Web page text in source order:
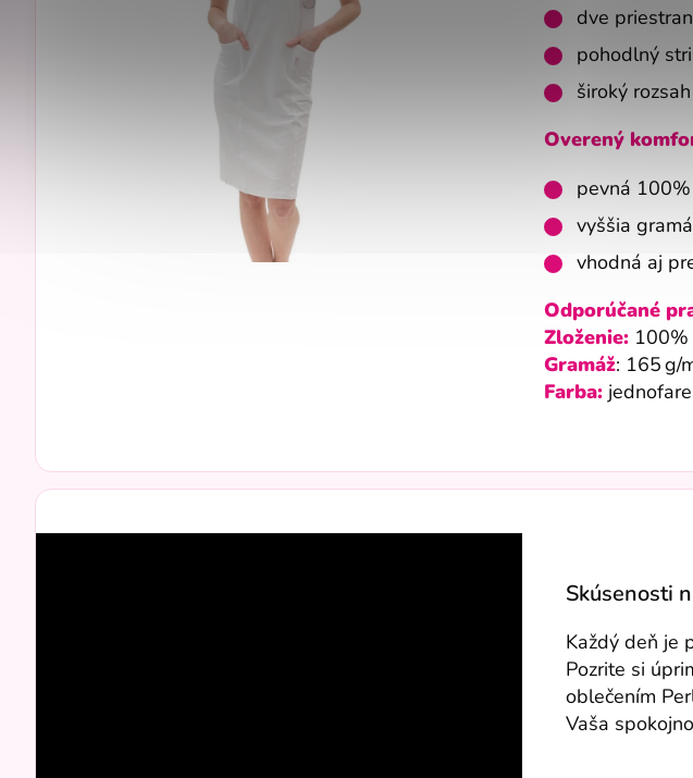
dve
pohodlný
široký
Overený
pevná
vyššia
vhodná aj
Odporúčané
Zloženie: 100%
Gramáž: 165 g/
Farba:
Skúsenosti
Každý deň je
Pozrite si
oblečením
Vaša